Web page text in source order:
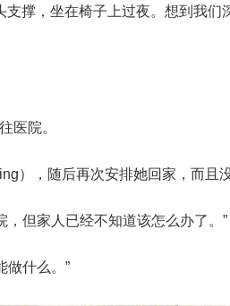
支撑，坐在椅子上过夜。想到我
医院。
），随后再次安排她回家，而且
但家人已经不知道该怎么办了。”
做什么。”